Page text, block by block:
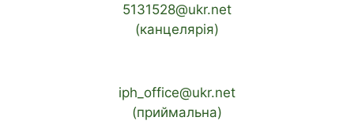
5131528@ukr.net
(канцелярія)
iph_office@ukr.net
(приймальна)